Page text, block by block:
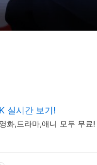
실시간 보기!
화,드라마,애니 모두 무료